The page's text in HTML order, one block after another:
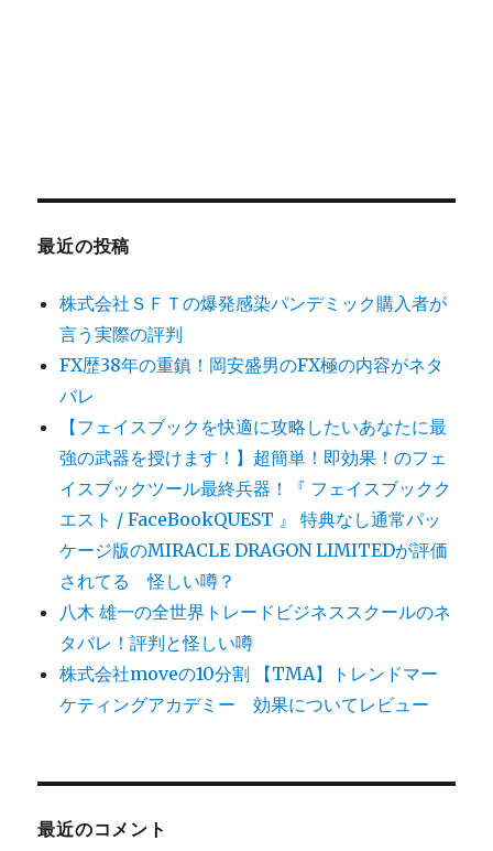
最近の投稿
株式会社ＳＦＴの爆発感染パンデミック購入者が
言う実際の評判
FX歴38年の重鎮！岡安盛男のFX極の内容がネタ
バレ
【フェイスブックを快適に攻略したいあなたに最
強の武器を授けます！】超簡単！即効果！のフェ
イスブックツール最終兵器！『 フェイスブックク
エスト / FaceBookQUEST 』 特典なし通常パッ
ケージ版のMIRACLE DRAGON LIMITEDが評価
されてる 怪しい噂？
八木 雄一の全世界トレードビジネススクールのネ
タバレ！評判と怪しい噂
株式会社moveの10分割 【TMA】トレンドマー
ケティングアカデミー 効果についてレビュー
最近のコメント